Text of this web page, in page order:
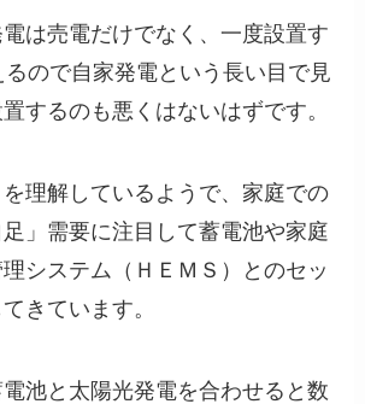
は売電だけでなく、一度設置す
ので自家発電という長い目で見
するのも悪くはないはずです。
理解しているようで、家庭での
」需要に注目して蓄電池や家庭
システム（ＨＥＭＳ）とのセッ
きています。
池と太陽光発電を合わせると数